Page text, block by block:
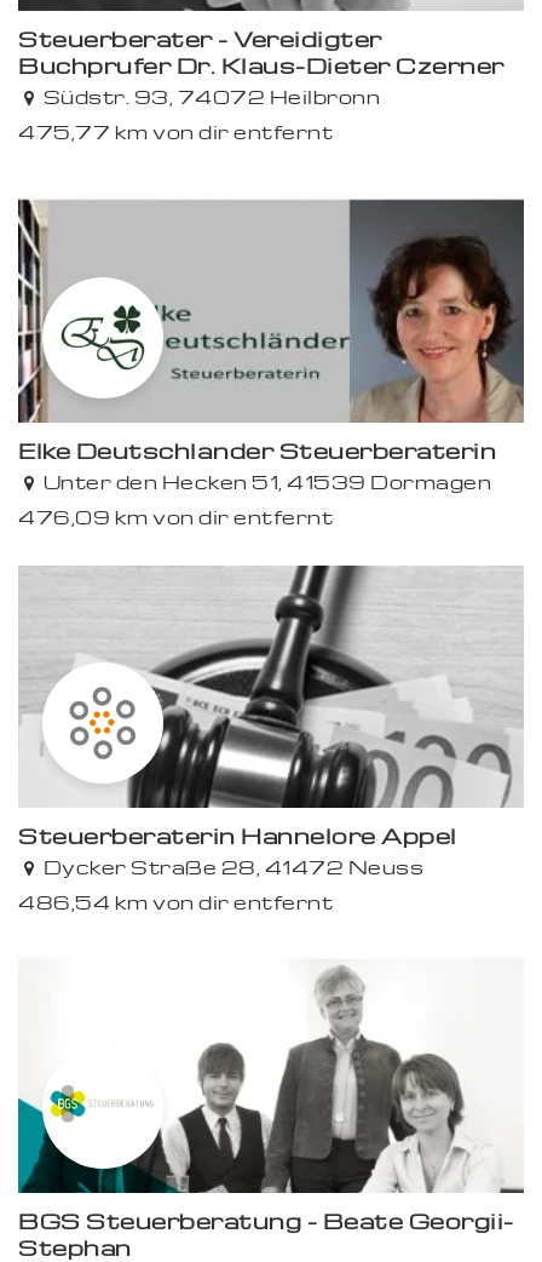
Premium
Steuerberater - Vereidigter
Buchprüfer Dr. Klaus-Dieter Czerner
Südstr. 93, 74072 Heilbronn
475,77 km von dir entfernt
Premium
Elke Deutschländer Steuerberaterin
Unter den Hecken 51, 41539 Dormagen
476,09 km von dir entfernt
Premium
Steuerberaterin Hannelore Appel
Dycker Straße 28, 41472 Neuss
486,54 km von dir entfernt
Premium
BGS Steuerberatung - Beate Georgii-
Stephan